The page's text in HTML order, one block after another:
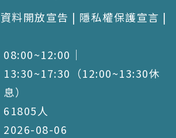
資料開放宣告 | 隱私權保護宣言 |
08:00~12:00｜
13:30~17:30（12:00~13:30休
息）
61805 人
2026-08-06